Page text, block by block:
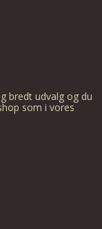
bredt udvalg og du
som i vores